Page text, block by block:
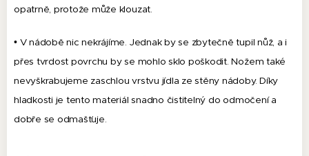
opatrně, protože může klouzat.
• V nádobě nic nekrájíme. Jednak by se zbytečně tupil nůž, a i
přes tvrdost povrchu by se mohlo sklo poškodit. Nožem také
nevyškrabujeme zaschlou vrstvu jídla ze stěny nádoby. Díky
hladkosti je tento materiál snadno čistitelný do odmočení a
dobře se odmašťuje.